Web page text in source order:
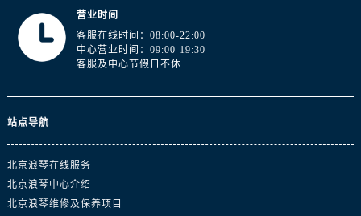
营业时间
客服在线时间：08:00-22:00
中心营业时间：09:00-19:30
客服及中心节假日不休
站点导航
北京浪琴在线服务
北京浪琴中心介绍
北京浪琴维修及保养项目